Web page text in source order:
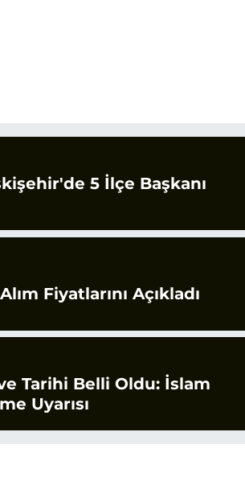
5 İlçe Başkanı
Fiyatlarını Açıkladı
Tarihi Belli Oldu: İslam
Uyarısı